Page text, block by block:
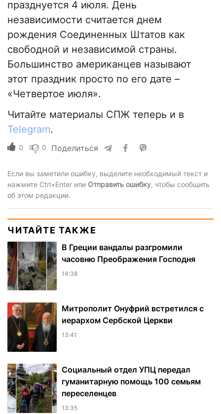
празднуется 4 июля. День
независимости считается днем ​​
рождения Соединенных Штатов как
свободной и независимой страны.
Большинство американцев называют
этот праздник просто по его дате –
«Четвертое июля».
Читайте материалы СПЖ теперь и в
Telegram.
0 0 Поделиться
Если вы заметили ошибку, выделите необходимый текст и
нажмите Ctrl+Enter или Отправить ошибку, чтобы сообщить
об этом редакции.
ЧИТАЙТЕ ТАКЖЕ
В Греции вандалы разгромили
часовню Преображения Господня
14:38
Митрополит Онуфрий встретился с
иерархом Сербской Церкви
13:41
Социальный отдел УПЦ передал
гуманитарную помощь 100 семьям
переселенцев
13:35